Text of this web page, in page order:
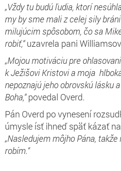
„Vždy tu budú ľudia, ktorí
my by sme mali z celej sily
milujúcim spôsobom, čo sa
robiť,“uzavrela pani
„Mojou motiváciu pre
k Ježišovi Kristovi a moja
nepoznajú jeho obrovskú lásku
Boha,“povedal Overd.
Pán Overd po vynesení
úmysle ísť ihneď späť kázať
„Nasledujem môjho Pána,
robím.“